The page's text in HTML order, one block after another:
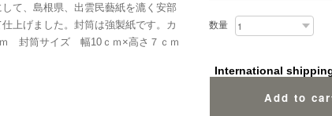
て、島根県、出雲民藝紙を漉く安部
上げました。封筒は強製紙です。カ
封筒サイズ 幅10ｃｍ×高さ７ｃｍ
数量
International
Add to